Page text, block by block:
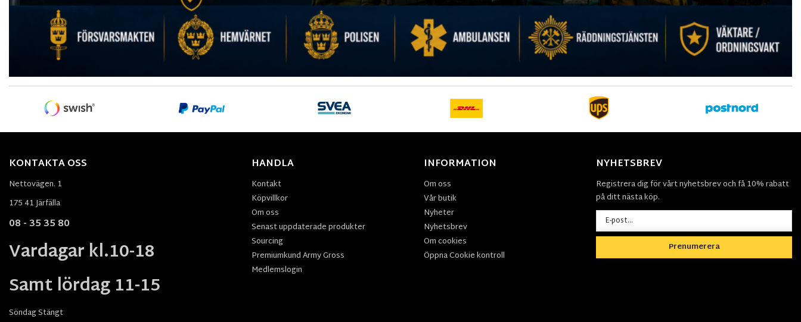
KONTAKTA OSS
Nettovägen. 1
175 41 Järfälla
08 - 35 35 80
Vardagar kl.10-18
Samt lördag 11-15
Söndag Stängt
HANDLA
Kontakt
Köpvillkor
Om oss
Senast uppdaterade produkter
Sourcing
Premiumkund Army Gross
Medlemslogin
INFORMATION
Om oss
Vår butik
Nyheter
Nyhetsbrev
Om cookies
Öppna Cookie kontroll
NYHETSBREV
Registrera dig för vårt nyhetsbrev och få 10% rabatt
på ditt nästa köp.
Prenumerera